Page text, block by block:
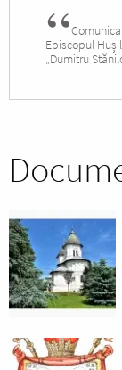
Episcopul
„Dumitru